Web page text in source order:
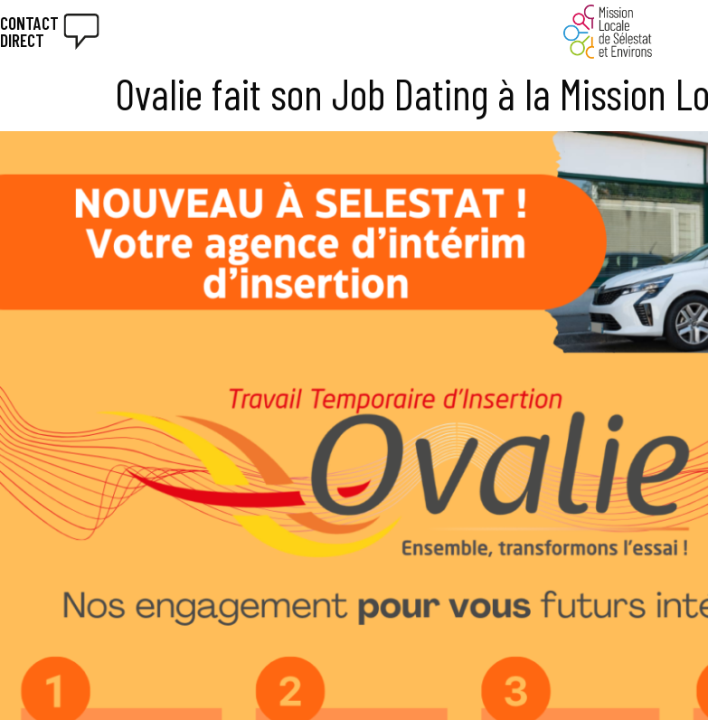
CONTACT
DIRECT
Ovalie fait son Job Dating à la Mission